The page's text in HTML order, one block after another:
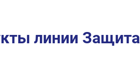
линии Защита